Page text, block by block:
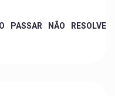
PASSAR NÃO RESOLVE